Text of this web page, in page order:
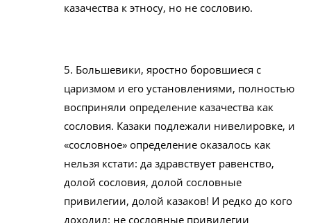
казачества к этносу, но не сословию.
5. Большевики, яростно боровшиеся с
царизмом и его установлениями, полностью
восприняли определение казачества как
сословия. Казаки подлежали нивелировке, и
«сословное» определение оказалось как
нельзя кстати: да здравствует равенство,
долой сословия, долой сословные
привилегии, долой казаков! И редко до кого
доходил: не сословные привилегии